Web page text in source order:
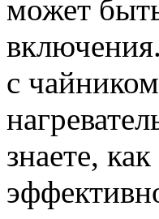
может
с
знаете,